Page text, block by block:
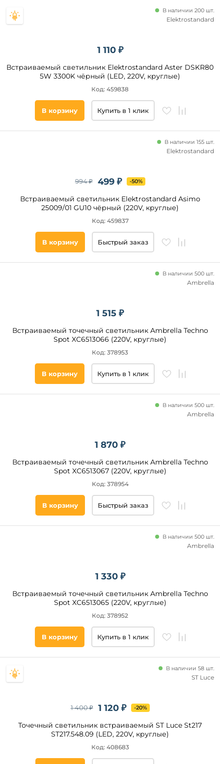
1 110 ₽
Встраиваемый светильник Elektrostandard Aster DSKR80
5W 3300K чёрный (LED, 220V, круглые)
В наличии 200 шт.
Код: 459838
Elektrostandard
В корзину Купить в 1 клик
499 ₽
994 ₽ -50%
Встраиваемый светильник Elektrostandard Asimo
25009/01 GU10 чёрный (220V, круглые)
В наличии 155 шт.
Код: 459837
Elektrostandard
В корзину Быстрый заказ
1 515 ₽
Встраиваемый точечный светильник Ambrella Techno
Spot XC6513066 (220V, круглые)
В наличии 500 шт.
Код: 378953
Ambrella
В корзину Купить в 1 клик
1 870 ₽
Встраиваемый точечный светильник Ambrella Techno
Spot XC6513067 (220V, круглые)
В наличии 500 шт.
Код: 378954
Ambrella
В корзину Быстрый заказ
1 330 ₽
Встраиваемый точечный светильник Ambrella Techno
Spot XC6513065 (220V, круглые)
В наличии 500 шт.
Код: 378952
Ambrella
В корзину Купить в 1 клик
1 120 ₽
1 400 ₽ -20%
Точечный светильник встраиваемый ST Luce St217
ST217.548.09 (LED, 220V, круглые)
В наличии 58 шт.
Код: 408683
ST Luce